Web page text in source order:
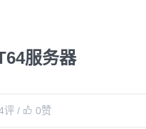
服务器
评/ 0赞